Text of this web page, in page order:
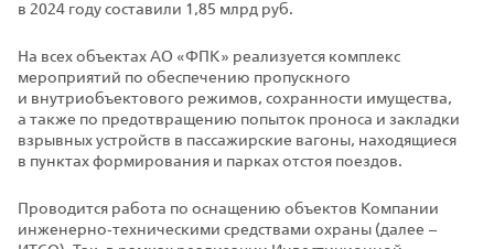
в 2024 году составили 1,85 млрд руб.
На всех объектах АО «ФПК» реализуется комплекс
мероприятий по обеспечению пропускного
и внутриобъектового режимов, сохранности имущества,
а также по предотвращению попыток проноса и закладки
взрывных устройств в пассажирские вагоны, находящиеся
в пунктах формирования и парках отстоя поездов.
Проводится работа по оснащению объектов Компании
инженерно‑техническими средствами охраны (далее –